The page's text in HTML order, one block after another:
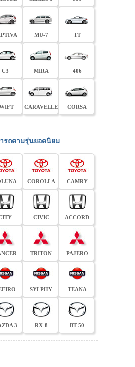
MU-7 TT
C3 MIRA 406
CARAVELLE CORSA
รถตามรุ่นยอดนิยม
COROLLA CAMRY
CIVIC ACCORD
TRITON PAJERO
SYLPHY TEANA
3 RX-8 BT-50